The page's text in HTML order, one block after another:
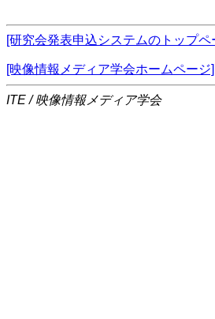
[研究会発表申込システムのトップペ
[映像情報メディア学会ホームページ]
ITE / 映像情報メディア学会